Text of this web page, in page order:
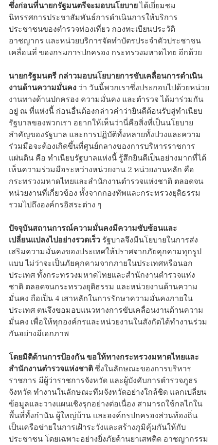
ซึ่งก่อนที่นายกรัฐมนตรีจะมอบนโยบายได้เยี่ยมชม
นิทรรศการประชาสัมพันธ์การดำเนินการให้บริการ
ประชาชนของตำรวจท่องเที่ยว กองทะเบียนประวัติ
อาชญากร และหน่วยบริการจัดทำบัตรประจำตัวประชาชน
เคลื่อนที่ ของกรมการปกครอง กระทรวงมหาดไทย อีกด้วย
นายกรัฐมนตรี กล่าวมอบนโยบายการขับเคลื่อนการดำเนิน
งานด้านความมั่นคง ว่า วันนี้พวกเราซึ่งประกอบไปด้วยหน่วย
งานทางด้านปกครอง ความมั่นคง และตำรวจ ได้มาร่วมกัน
อยู่ ณ ที่แห่งนี้ ก่อนอื่นต้องกล่าวคำว่ายินดีต้อนรับสู่ทำเนียบ
รัฐบาลของพวกเรา อยากให้เห็นว่านี่คือสิ่งที่เป็นนโยบาย
สำคัญของรัฐบาล และการปฏิบัติทั้งหลายทั้งปวงและความ
ร่วมมือจะต้องเกิดขึ้นที่ศูนย์กลางของการบริหารราชการ
แผ่นดิน คือ ทำเนียบรัฐบาลแห่งนี้ รู้สึกยินดีเป็นอย่างมากที่ได้
เห็นความร่วมมือระหว่างหน่วยงาน 2 หน่วยงานหลัก คือ
กระทรวงมหาดไทยและสำนักงานตำรวจแห่งชาติ ตลอดจน
หน่วยงานที่เกี่ยวข้อง ทั้งจากกองทัพและกระทรวงยุติธรรม
รวมไปถึงองค์กรอิสระต่าง ๆ
ปัจจุบันสถานการณ์ความมั่นคงมีความซับซ้อนและ
เปลี่ยนแปลงไปอย่างรวดเร็ว รัฐบาลจึงมีนโยบายในการส่ง
เสริมความมั่นคงของประเทศให้ปราศจากภัยคุกคามทุกรูป
แบบ ไม่ว่าจะเป็นภัยคุกคามจากภายในประเทศหรือนอก
ประเทศ ทั้งกระทรวงมหาดไทยและสำนักงานตำรวจแห่ง
ชาติ ตลอดจนกระทรวงยุติธรรม และหน่วยงานด้านความ
มั่นคง ถือเป็น 4 เสาหลักในการรักษาความมั่นคงภายใน
ประเทศ ตนจึงขอมอบแนวทางการขับเคลื่อนงานด้านความ
มั่นคง เพื่อให้ทุกองค์กรและหน่วยงานในสังกัดได้ทำงานร่วม
กันอย่างมีเอกภาพ
โดยมิติด้านการป้องกัน ขอให้ทางกระทรวงมหาดไทยและ
สำนักงานตำรวจแห่งชาติ ซึ่งในลักษณะของการบริหาร
ราชการ มีผู้ว่าราชการจังหวัด และผู้บังคับการตำรวจภูธร
จังหวัด ทำงานในลักษณะทีมจังหวัดอย่างใกล้ชิด แลกเปลี่ยน
ข้อมูลและวางแผนเชิงรุกอย่างต่อเนื่อง สามารถใช้กลไกใน
พื้นที่ทั้งกำนัน ผู้ใหญ่บ้าน และองค์กรปกครองส่วนท้องถิ่น
เป็นเครือข่ายในการเฝ้าระวังและสร้างภูมิคุ้มกันให้กับ
ประชาชน โดยเฉพาะอย่างยิ่งภัยด้านยาเสพติด อาชญากรรม